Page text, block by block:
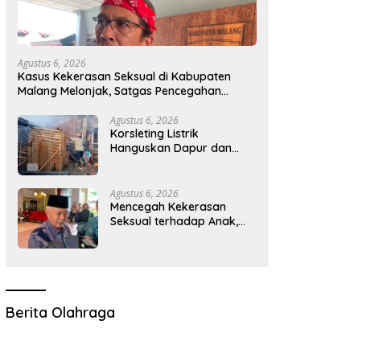
Sebanyak 300 Akademisi
Mengikuti ICODES 2026,
Kolaborasi Riset Global
LIRA Desak Pemerintah
Kembalikan Program MBG ke
Agustus 6, 2026
Kasus Kekerasan Seksual di Kabupaten
Malang Melonjak, Satgas Pencegahan
Agustus 6, 2026
Korsleting Listrik
Hanguskan Dapur dan
Agustus 6, 2026
Mencegah Kekerasan
Seksual terhadap Anak,
Berita Olahraga